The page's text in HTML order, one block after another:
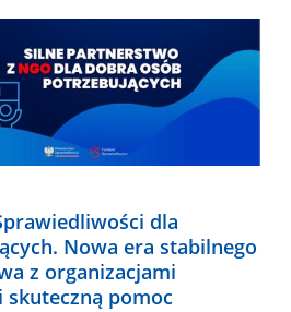
dla
Nowa era stabilnego
z organizacjami
skuteczną pomoc